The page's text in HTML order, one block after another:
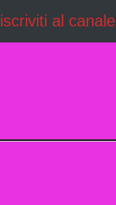
iscriviti al canale